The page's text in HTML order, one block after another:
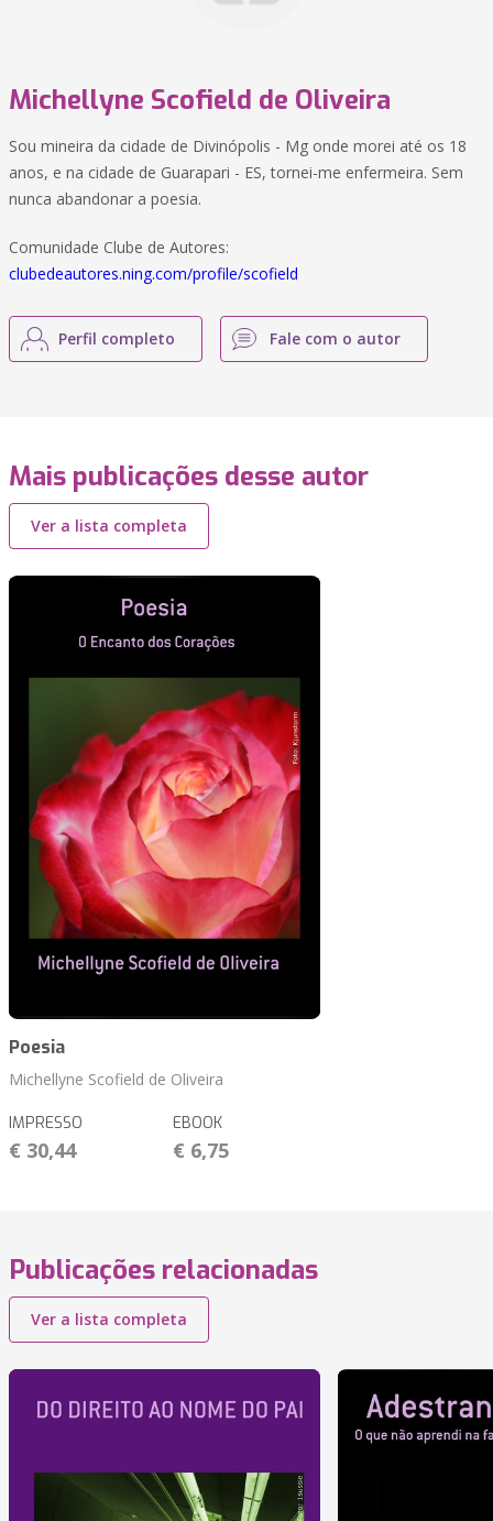
Michellyne Scofield de Oliveira
Sou mineira da cidade de Divinópolis - Mg onde morei até os 18
anos, e na cidade de Guarapari - ES, tornei-me enfermeira. Sem
nunca abandonar a poesia.
Comunidade Clube de Autores:
clubedeautores.ning.com/profile/scofield
Perfil completo Fale com o autor
Mais publicações desse autor
Ver a lista completa
Poesia
Michellyne Scofield de Oliveira
IMPRESSO
€ 30,44
EBOOK
€ 6,75
Publicações relacionadas
Ver a lista completa